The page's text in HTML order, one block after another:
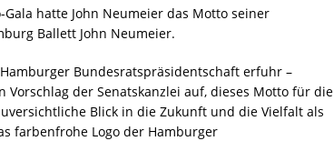
hatte John Neumeier das Motto seiner
Ballett John Neumeier.
Bundesratspräsidentschaft erfuhr –
Vorschlag der Senatskanzlei auf, dieses Motto für die
Blick in die Zukunft und die Vielfalt als
farbenfrohe Logo der Hamburger